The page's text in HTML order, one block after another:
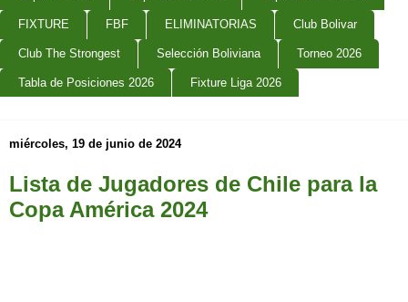
FIXTURE FBF ELIMINATORIAS Club Bolivar
Club The Strongest Selección Boliviana Torneo 2026
Tabla de Posiciones 2026 Fixture Liga 2026
miércoles, 19 de junio de 2024
Lista de Jugadores de Chile para la
Copa América 2024